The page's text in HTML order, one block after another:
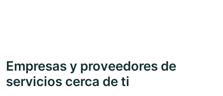
Empresas y proveedores de
servicios cerca de ti